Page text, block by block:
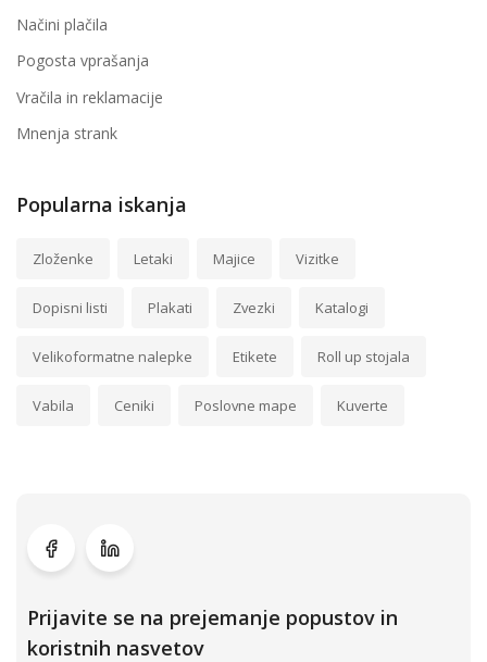
Načini plačila
Pogosta vprašanja
Vračila in reklamacije
Mnenja strank
Popularna iskanja
Zloženke Letaki Majice Vizitke
Dopisni listi Plakati Zvezki Katalogi
Velikoformatne nalepke Etikete Roll up stojala
Vabila Ceniki Poslovne mape Kuverte
Prijavite se na prejemanje popustov in
koristnih nasvetov